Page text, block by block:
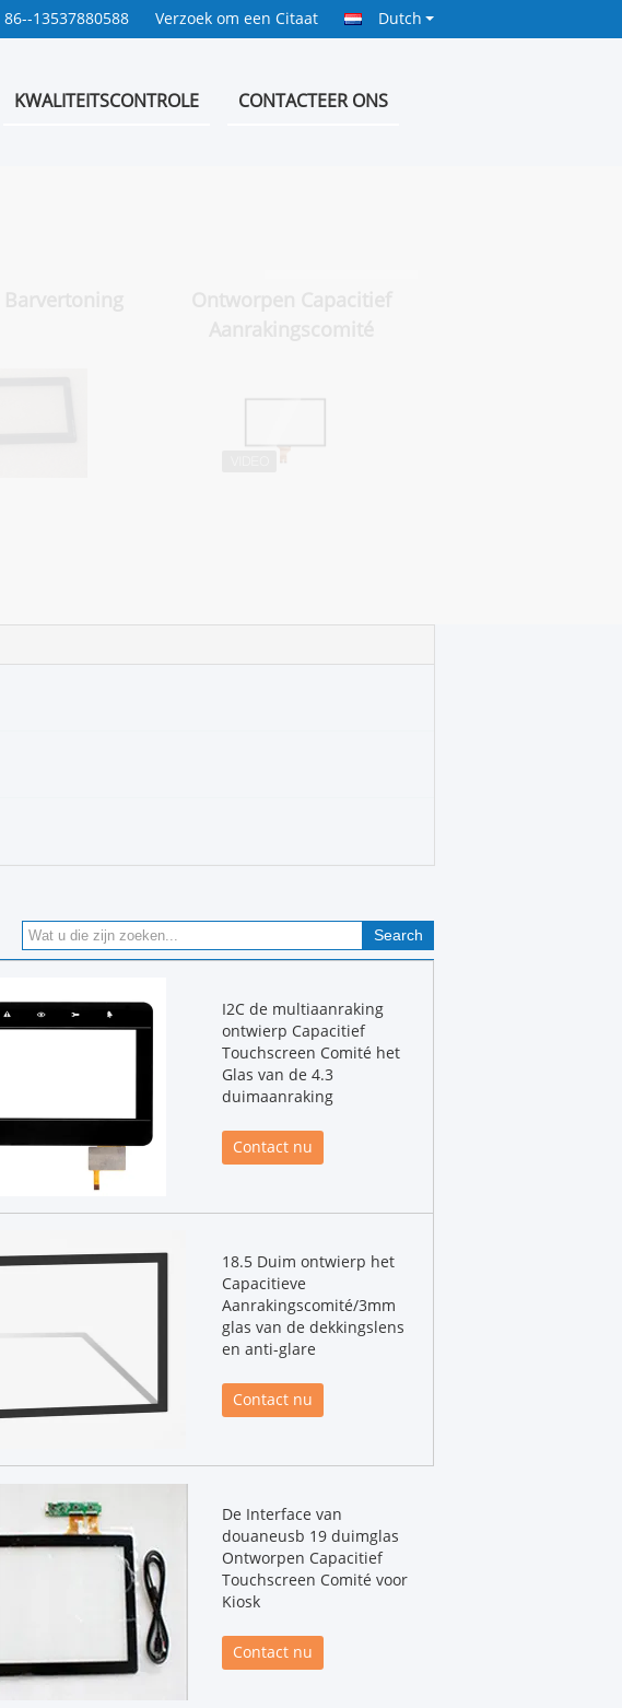
86--13537880588 Verzoek om een Citaat Dutch
KWALITEITSCONTROLE CONTACTEER ONS
I2C de multiaanraking
ontwierp Capacitief
Touchscreen Comité het
Glas van de 4.3
duimaanraking
Contact nu
18.5 Duim ontwierp het
Capacitieve
Aanrakingscomité/3mm
glas van de dekkingslens
en anti-glare
Contact nu
De Interface van
douaneusb 19 duimglas
Ontworpen Capacitief
Touchscreen Comité voor
Kiosk
Contact nu